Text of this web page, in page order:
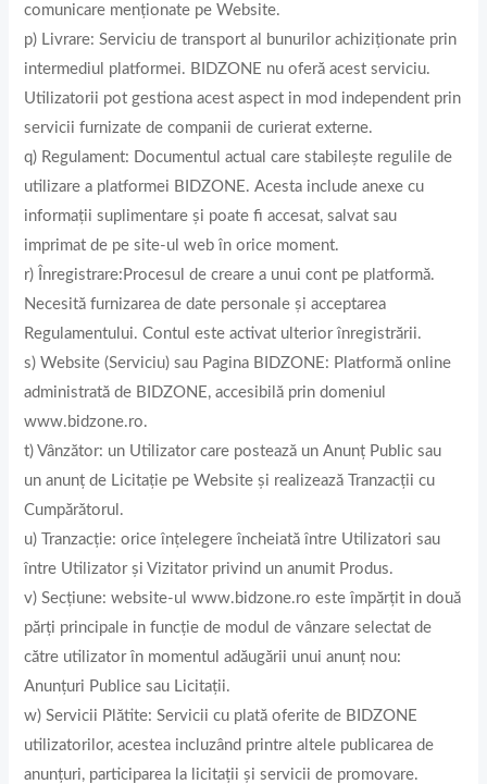
comunicare menționate pe Website.
p) Livrare: Serviciu de transport al bunurilor achiziționate prin
intermediul platformei. BIDZONE nu oferă acest serviciu.
Utilizatorii pot gestiona acest aspect in mod independent prin
servicii furnizate de companii de curierat externe.
q) Regulament: Documentul actual care stabilește regulile de
utilizare a platformei BIDZONE. Acesta include anexe cu
informații suplimentare și poate fi accesat, salvat sau
imprimat de pe site-ul web în orice moment.
r) Înregistrare:Procesul de creare a unui cont pe platformă.
Necesită furnizarea de date personale și acceptarea
Regulamentului. Contul este activat ulterior înregistrării.
s) Website (Serviciu) sau Pagina BIDZONE: Platformă online
administrată de BIDZONE, accesibilă prin domeniul
www.bidzone.ro.
t) Vânzător: un Utilizator care postează un Anunț Public sau
un anunț de Licitație pe Website și realizează Tranzacții cu
Cumpărătorul.
u) Tranzacție: orice înțelegere încheiată între Utilizatori sau
între Utilizator și Vizitator privind un anumit Produs.
v) Secțiune: website-ul www.bidzone.ro este împărţit in două
părți principale in funcție de modul de vânzare selectat de
către utilizator în momentul adăugării unui anunț nou:
Anunțuri Publice sau Licitații.
w) Servicii Plătite: Servicii cu plată oferite de BIDZONE
utilizatorilor, acestea incluzând printre altele publicarea de
anunțuri, participarea la licitații și servicii de promovare.